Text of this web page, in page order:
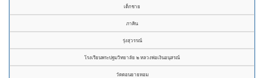
เด็กชาย
ภาคิน
รุ่งสุวรรณ์
โรงเรียนพระปฐมวิทยาลัย ๒ หลวงพ่อเงินอนุสรณ์
วัดดอนยายหอม